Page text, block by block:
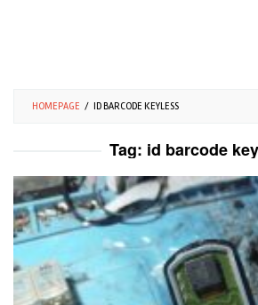
HOMEPAGE / ID BARCODE KEYLESS
Tag: id barcode